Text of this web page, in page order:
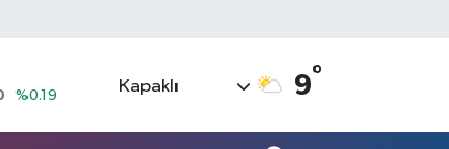
Kapaklı 9°